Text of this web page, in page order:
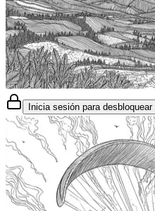
Inicia sesión para desbloquear